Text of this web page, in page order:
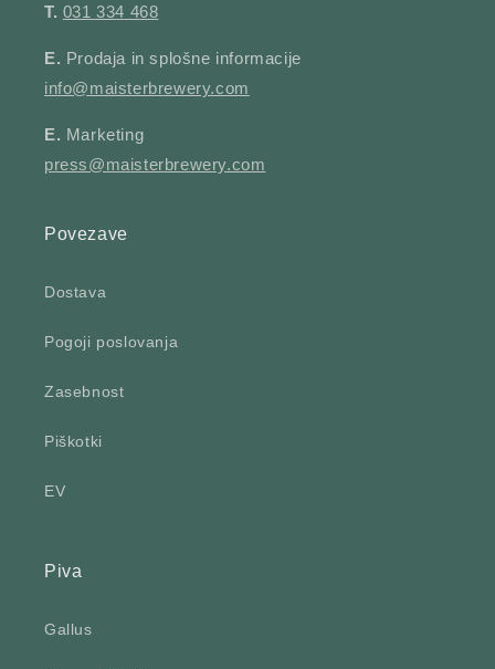
T. 031 334 468
E. Prodaja in splošne informacije
info@maisterbrewery.com
E. Marketing
press@maisterbrewery.com
Povezave
Dostava
Pogoji poslovanja
Zasebnost
Piškotki
EV
Piva
Gallus